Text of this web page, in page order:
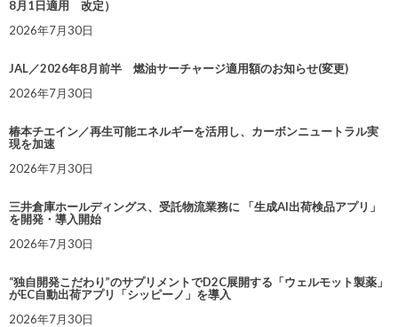
8月1日適用 改定）
2026年7月30日
JAL／2026年8月前半 燃油サーチャージ適用額のお知らせ(変更)
2026年7月30日
椿本チエイン／再生可能エネルギーを活用し、カーボンニュートラル実
現を加速
2026年7月30日
三井倉庫ホールディングス、受託物流業務に 「生成AI出荷検品アプリ」
を開発・導入開始
2026年7月30日
“独自開発こだわり”のサプリメントでD2C展開する「ウェルモット製薬」
がEC自動出荷アプリ「シッピーノ」を導入
2026年7月30日